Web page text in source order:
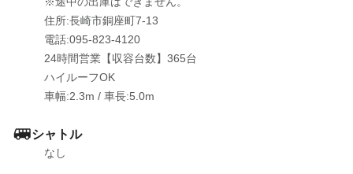
住所:長崎市銅座町7-13
電話:095-823-4120
24時間営業【収容台数】365台
ハイルーフOK
車幅:2.3m / 車長:5.0m
シャトル
なし